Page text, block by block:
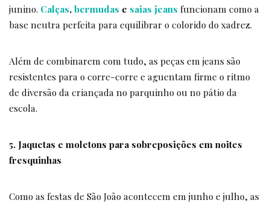
junino. Calças,bermudas e saias jeans funcionam como a
base neutra perfeita para equilibrar o colorido do xadrez.
Além de combinarem com tudo, as peças em jeans são
resistentes para o corre-corre e aguentam firme o ritmo
de diversão da criançada no parquinho ou no pátio da
escola.
5. Jaquetas e moletons para sobreposições em noites
fresquinhas
Como as festas de São João acontecem em junho e julho, as